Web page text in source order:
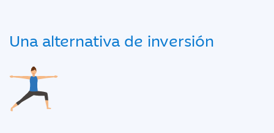
Una alternativa de inversión